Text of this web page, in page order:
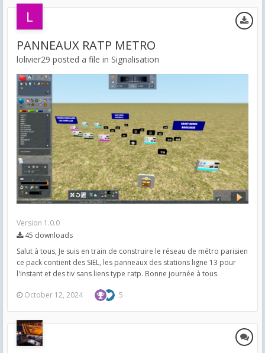
PANNEAUX RATP METRO
lolivier29 posted a file in Signalisation
Version 1.0.0
45 downloads
Salut à tous, Je suis en train de construire le réseau de métro parisien
ce pack contient des SIEL, les panneaux des stations ligne 13 pour
l'instant et des tiv sans liens type ratp. Bonne journée à tous.
October 12, 2024 5